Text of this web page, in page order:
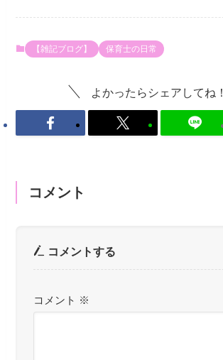
【雑記ブログ】 保育士の日常
よかったらシェアしてね！
コメント
コメントする
コメント ※